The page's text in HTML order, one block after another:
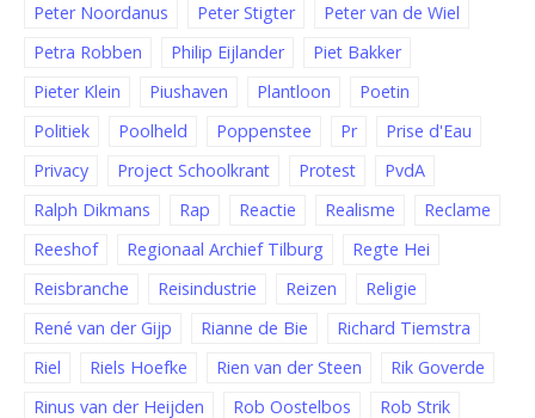
Peter Noordanus
Peter Stigter
Peter van de Wiel
Petra Robben
Philip Eijlander
Piet Bakker
Pieter Klein
Piushaven Plantloon
Poetin
Politiek
Poolheld Poppenstee Pr
Prise d'Eau
Privacy
Project Schoolkrant Protest
PvdA
Ralph Dikmans
Rap Reactie Realisme
Reclame
Reeshof
Regionaal Archief Tilburg
Regte Hei
Reisbranche
Reisindustrie Reizen
Religie
René van der Gijp
Rianne de Bie
Richard Tiemstra
Riel
Riels Hoefke Rien van der Steen
Rik Goverde
Rinus van der Heijden
Rob Oostelbos
Rob Strik